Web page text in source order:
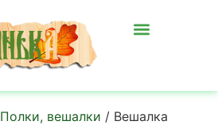
Полки, вешалки / Вешалка